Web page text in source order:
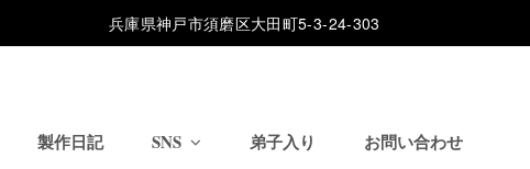
兵庫県神戸市須磨区大田町5-3-24-303
製作日記 SNS 弟子入り お問い合わせ